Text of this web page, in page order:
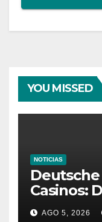
YOU MISSED
NOTICIAS
Casinos:
Ratgeber
AGO 5, 2026